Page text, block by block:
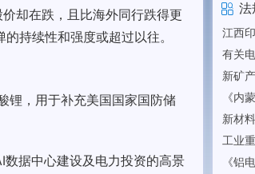
却在跌，且比海外同行跌得更
持续性和强度或超过以往。
锂，用于补充美国国家国防储
据中心建设及电力投资的高景
法
新矿